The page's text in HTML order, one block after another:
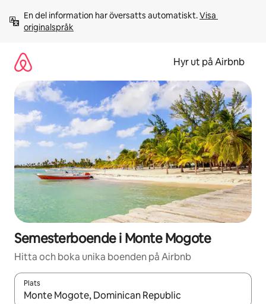
innehåll
En del information har översatts automatiskt. Visa
originalspråk
Hyr ut på Airbnb
Semesterboende i Monte Mogote
Hitta och boka unika boenden på Airbnb
Plats
När resultaten är tillgängliga kan du navigera med upp- och